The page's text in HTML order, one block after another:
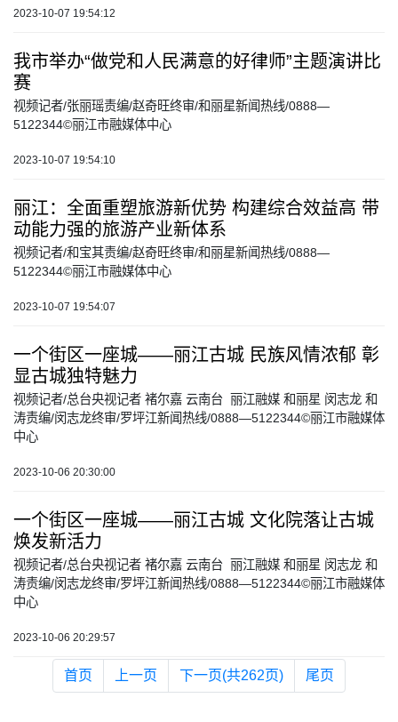
2023-10-07 19:54:12
我市举办“做党和人民满意的好律师”主题演讲比
赛
视频记者/张丽瑶责编/赵奇旺终审/和丽星新闻热线/0888—
5122344©丽江市融媒体中心
2023-10-07 19:54:10
丽江：全面重塑旅游新优势 构建综合效益高 带
动能力强的旅游产业新体系
视频记者/和宝其责编/赵奇旺终审/和丽星新闻热线/0888—
5122344©丽江市融媒体中心
2023-10-07 19:54:07
一个街区一座城——丽江古城 民族风情浓郁 彰
显古城独特魅力
视频记者/总台央视记者 褚尔嘉 云南台 丽江融媒 和丽星 闵志龙 和
涛责编/闵志龙终审/罗坪江新闻热线/0888—5122344©丽江市融媒体
中心
2023-10-06 20:30:00
一个街区一座城——丽江古城 文化院落让古城
焕发新活力
视频记者/总台央视记者 褚尔嘉 云南台 丽江融媒 和丽星 闵志龙 和
涛责编/闵志龙终审/罗坪江新闻热线/0888—5122344©丽江市融媒体
中心
2023-10-06 20:29:57
首页 上一页 下一页(共262页) 尾页